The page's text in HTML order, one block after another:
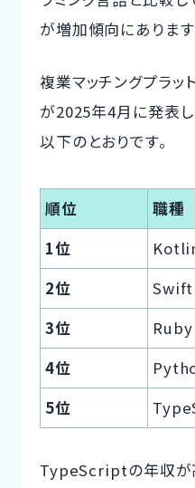
が増加傾向にあります
複業マッチングプラッ
が2025年4月に発表
以下のとおりです。
順位 職種
1位
2位
Swift
3位
Ruby
4位
5位
TypeScriptの年収が